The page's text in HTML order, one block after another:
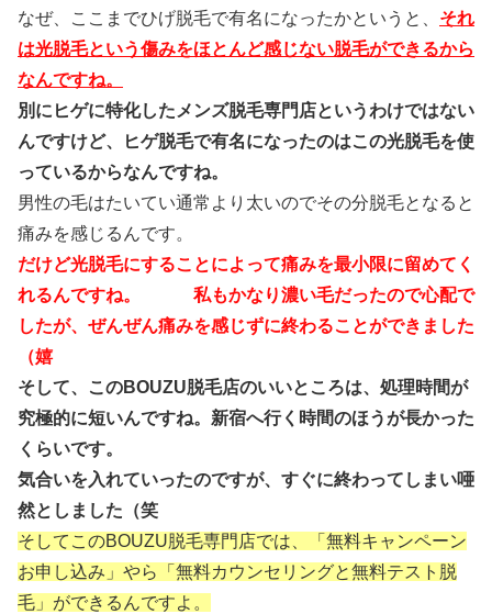
なぜ、ここまでひげ脱毛で有名になったかというと、 それ
は光脱毛という傷みをほとんど感じない脱毛ができるから
なんですね。
別にヒゲに特化したメンズ脱毛専門店というわけではない
んですけど、ヒゲ脱毛で有名になったのはこの光脱毛を使
っているからなんですね。
男性の毛はたいてい通常より太いのでその分脱毛となると
痛みを感じるんです。
だけど光脱毛にすることによって痛みを最小限に留めてく
れるんですね。 私もかなり濃い毛だったので心配で
したが、ぜんぜん痛みを感じずに終わることができました
（嬉
そして、このBOUZU脱毛店のいいところは、処理時間が
究極的に短いんですね。新宿へ行く時間のほうが長かった
くらいです。
気合いを入れていったのですが、すぐに終わってしまい唖
然としました（笑
そしてこのBOUZU脱毛専門店では、「無料キャンペーン
お申し込み」やら「無料カウンセリングと無料テスト脱
毛」ができるんですよ。